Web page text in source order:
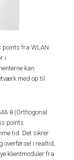
points fra WLAN
i
kan
med op til
8 (Orthogonal
points
tid. Det sikrer
overførsel i realtid,
klientmoduler fra